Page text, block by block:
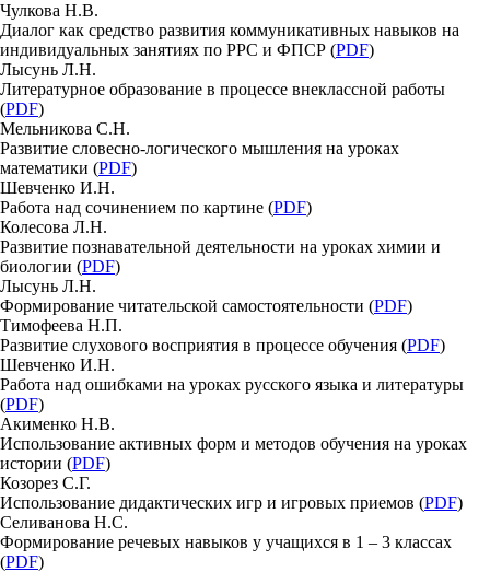
Чулкова Н.В.
Диалог как средство развития коммуникативных навыков на
индивидуальных занятиях по РРС и ФПСР (PDF)
Лысунь Л.Н.
Литературное образование в процессе внеклассной работы
(PDF)
Мельникова С.Н.
Развитие словесно-логического мышления на уроках
математики (PDF)
Шевченко И.Н.
Работа над сочинением по картине (PDF)
Колесова Л.Н.
Развитие познавательной деятельности на уроках химии и
биологии (PDF)
Лысунь Л.Н.
Формирование читательской самостоятельности (PDF)
Тимофеева Н.П.
Развитие слухового восприятия в процессе обучения (PDF)
Шевченко И.Н.
Работа над ошибками на уроках русского языка и литературы
(PDF)
Акименко Н.В.
Использование активных форм и методов обучения на уроках
истории (PDF)
Козорез С.Г.
Использование дидактических игр и игровых приемов (PDF)
Селиванова Н.С.
Формирование речевых навыков у учащихся в 1 – 3 классах
(PDF)